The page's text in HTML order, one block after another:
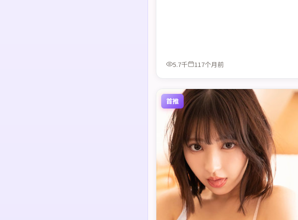
5.7千 117个月前
首推